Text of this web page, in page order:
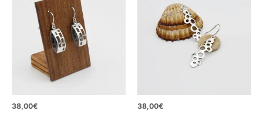
38,00€ 38,00€